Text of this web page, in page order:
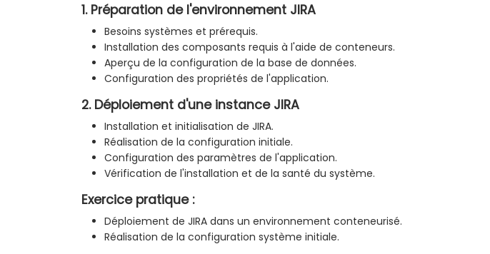
1. Préparation de l'environnement JIRA
Besoins systèmes et prérequis.
Installation des composants requis à l'aide de conteneurs.
Aperçu de la configuration de la base de données.
Configuration des propriétés de l'application.
2. Déploiement d'une instance JIRA
Installation et initialisation de JIRA.
Réalisation de la configuration initiale.
Configuration des paramètres de l'application.
Vérification de l'installation et de la santé du système.
Exercice pratique :
Déploiement de JIRA dans un environnement conteneurisé.
Réalisation de la configuration système initiale.